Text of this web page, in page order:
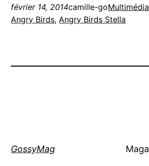
février 14, 2014camille-goMultimédia
Angry Birds, Angry Birds Stella
GossyMag